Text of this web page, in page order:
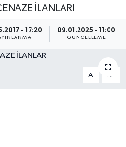
İLANLARI
- 17:20 09.01.2025 - 11:00
GÜNCELLEME
A- A